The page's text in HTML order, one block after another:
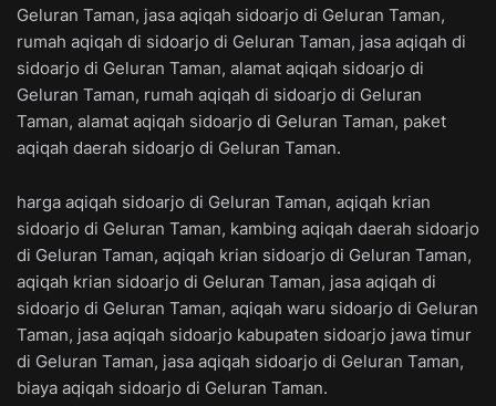
Geluran Taman, jasa aqiqah sidoarjo di Geluran Taman,
rumah aqiqah di sidoarjo di Geluran Taman, jasa aqiqah di
sidoarjo di Geluran Taman, alamat aqiqah sidoarjo di
Geluran Taman, rumah aqiqah di sidoarjo di Geluran
Taman, alamat aqiqah sidoarjo di Geluran Taman, paket
aqiqah daerah sidoarjo di Geluran Taman.
harga aqiqah sidoarjo di Geluran Taman, aqiqah krian
sidoarjo di Geluran Taman, kambing aqiqah daerah sidoarjo
di Geluran Taman, aqiqah krian sidoarjo di Geluran Taman,
aqiqah krian sidoarjo di Geluran Taman, jasa aqiqah di
sidoarjo di Geluran Taman, aqiqah waru sidoarjo di Geluran
Taman, jasa aqiqah sidoarjo kabupaten sidoarjo jawa timur
di Geluran Taman, jasa aqiqah sidoarjo di Geluran Taman,
biaya aqiqah sidoarjo di Geluran Taman.